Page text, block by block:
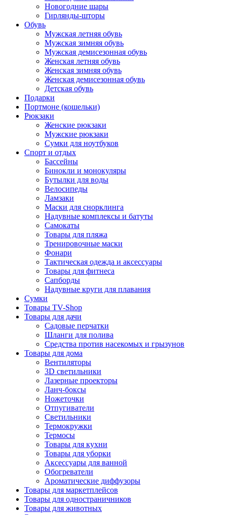
Новогодние шары
Гирлянды-шторы
Обувь
Мужская летняя обувь
Мужская зимняя обувь
Мужская демисезонная обувь
Женская летняя обувь
Женская зимняя обувь
Женская демисезонная обувь
Детская обувь
Подарки
Портмоне (кошельки)
Рюкзаки
Женские рюкзаки
Мужские рюкзаки
Сумки для ноутбуков
Спорт и отдых
Бассейны
Бинокли и монокуляры
Бутылки для воды
Велосипеды
Ламзаки
Маски для снорклинга
Надувные комплексы и батуты
Самокаты
Товары для пляжа
Тренировочные маски
Фонари
Тактическая одежда и аксессуары
Товары для фитнеса
Сапборды
Надувные круги для плавания
Сумки
Товары TV-Shop
Товары для дачи
Садовые перчатки
Шланги для полива
Средства против насекомых и грызунов
Товары для дома
Вентиляторы
3D светильники
Лазерные проекторы
Ланч-боксы
Ножеточки
Отпугиватели
Светильники
Термокружки
Термосы
Товары для кухни
Товары для уборки
Аксессуары для ванной
Обогреватели
Ароматические диффузоры
Товары для маркетплейсов
Товары для одностраничников
Товары для животных